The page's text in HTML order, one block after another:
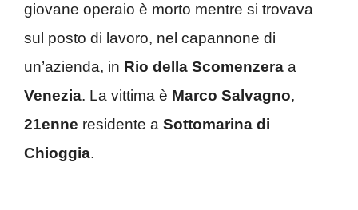
giovane operaio è morto mentre si trovava
sul posto di lavoro, nel capannone di
un’azienda, in Rio della Scomenzera a
Venezia. La vittima è Marco Salvagno,
21enne residente a Sottomarina di
Chioggia.